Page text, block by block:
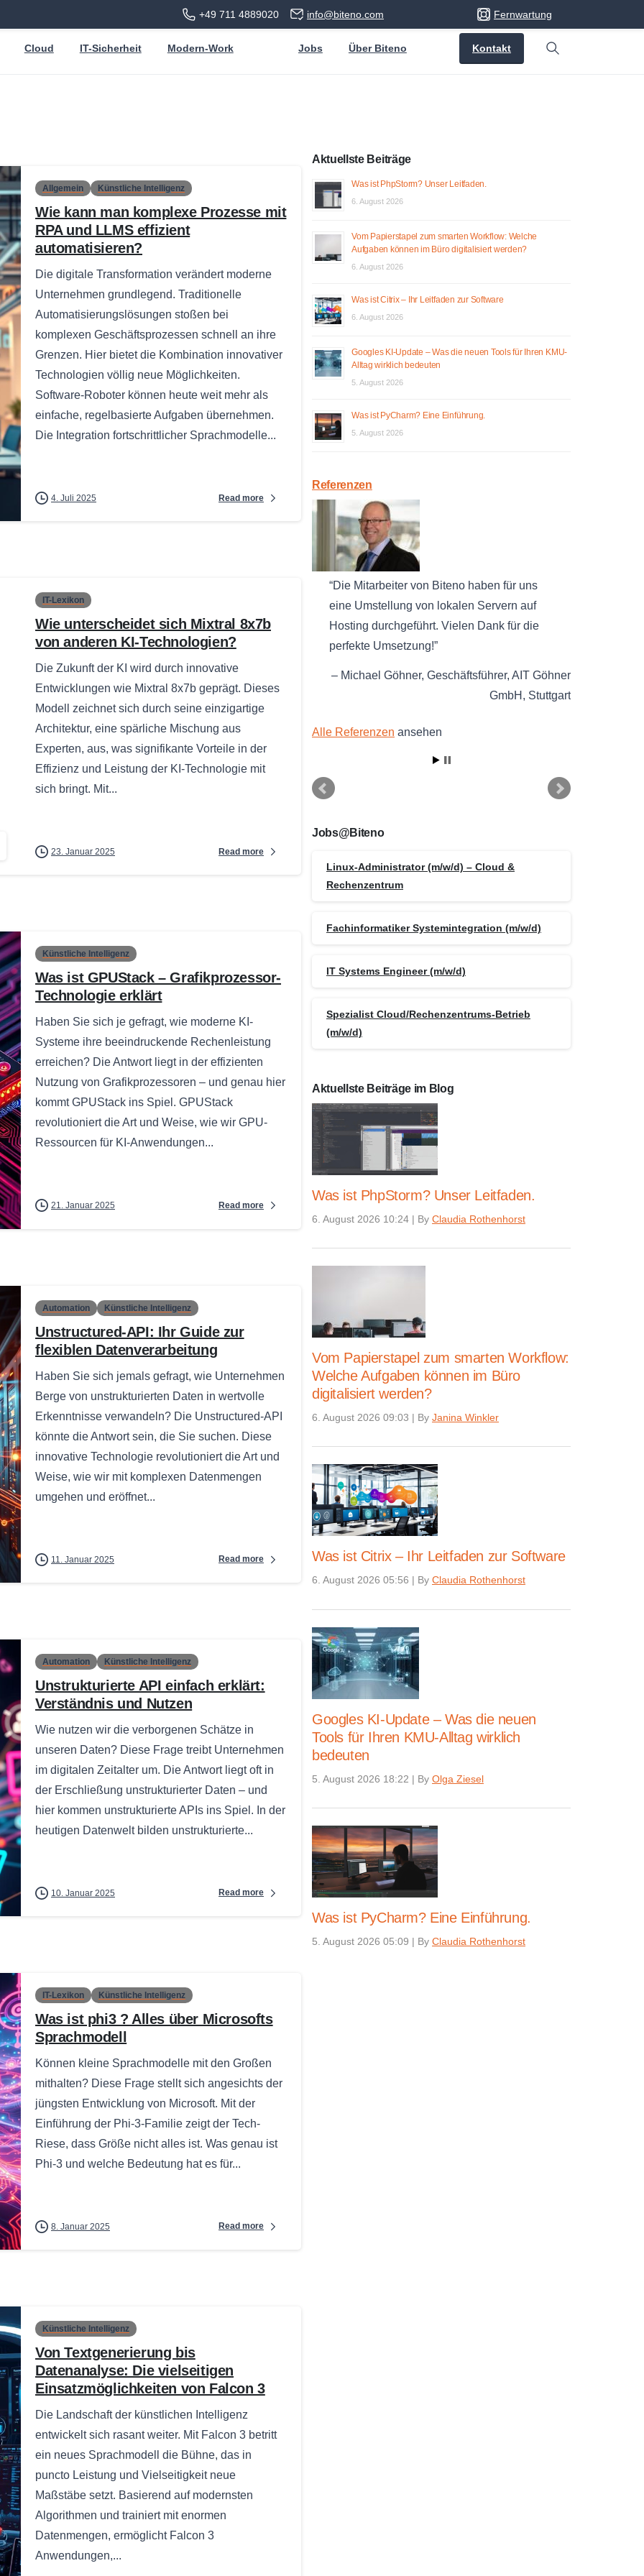
+49 711 4889020 info@biteno.com Fernwartung
Cloud IT-Sicherheit Modern-Work Jobs Über Biteno Kontakt
Search
Allgemein Künstliche Intelligenz
Wie kann man komplexe Prozesse mit
RPA und LLMS effizient
automatisieren?
Die digitale Transformation verändert moderne
Unternehmen grundlegend. Traditionelle
Automatisierungslösungen stoßen bei
komplexen Geschäftsprozessen schnell an ihre
Grenzen. Hier bietet die Kombination innovativer
Technologien völlig neue Möglichkeiten.
Software-Roboter können heute weit mehr als
einfache, regelbasierte Aufgaben übernehmen.
Die Integration fortschrittlicher Sprachmodelle...
4. Juli 2025 Read more
IT-Lexikon
Wie unterscheidet sich Mixtral 8x7b
von anderen KI-Technologien?
Die Zukunft der KI wird durch innovative
Entwicklungen wie Mixtral 8x7b geprägt. Dieses
Modell zeichnet sich durch seine einzigartige
Architektur, eine spärliche Mischung aus
Experten, aus, was signifikante Vorteile in der
Effizienz und Leistung der KI-Technologie mit
sich bringt. Mit...
23. Januar 2025 Read more
Künstliche Intelligenz
Was ist GPUStack – Grafikprozessor-
Technologie erklärt
Haben Sie sich je gefragt, wie moderne KI-
Systeme ihre beeindruckende Rechenleistung
erreichen? Die Antwort liegt in der effizienten
Nutzung von Grafikprozessoren – und genau hier
kommt GPUStack ins Spiel. GPUStack
revolutioniert die Art und Weise, wie wir GPU-
Ressourcen für KI-Anwendungen...
21. Januar 2025 Read more
Automation Künstliche Intelligenz
Unstructured-API: Ihr Guide zur
flexiblen Datenverarbeitung
Haben Sie sich jemals gefragt, wie Unternehmen
Berge von unstrukturierten Daten in wertvolle
Erkenntnisse verwandeln? Die Unstructured-API
könnte die Antwort sein, die Sie suchen. Diese
innovative Technologie revolutioniert die Art und
Weise, wie wir mit komplexen Datenmengen
umgehen und eröffnet...
11. Januar 2025 Read more
Automation Künstliche Intelligenz
Unstrukturierte API einfach erklärt:
Verständnis und Nutzen
Wie nutzen wir die verborgenen Schätze in
unseren Daten? Diese Frage treibt Unternehmen
im digitalen Zeitalter um. Die Antwort liegt oft in
der Erschließung unstrukturierter Daten – und
hier kommen unstrukturierte APIs ins Spiel. In der
heutigen Datenwelt bilden unstrukturierte...
10. Januar 2025 Read more
IT-Lexikon Künstliche Intelligenz
Was ist phi3 ? Alles über Microsofts
Sprachmodell
Können kleine Sprachmodelle mit den Großen
mithalten? Diese Frage stellt sich angesichts der
jüngsten Entwicklung von Microsoft. Mit der
Einführung der Phi-3-Familie zeigt der Tech-
Riese, dass Größe nicht alles ist. Was genau ist
Phi-3 und welche Bedeutung hat es für...
8. Januar 2025 Read more
Künstliche Intelligenz
Von Textgenerierung bis
Datenanalyse: Die vielseitigen
Einsatzmöglichkeiten von Falcon 3
Die Landschaft der künstlichen Intelligenz
entwickelt sich rasant weiter. Mit Falcon 3 betritt
ein neues Sprachmodell die Bühne, das in
puncto Leistung und Vielseitigkeit neue
Maßstäbe setzt. Basierend auf modernsten
Algorithmen und trainiert mit enormen
Datenmengen, ermöglicht Falcon 3
Anwendungen,...
Aktuellste Beiträge
Was ist PhpStorm? Unser Leitfaden.
6. August 2026
Vom Papierstapel zum smarten Workflow: Welche
Aufgaben können im Büro digitalisiert werden?
6. August 2026
Was ist Citrix – Ihr Leitfaden zur Software
6. August 2026
Googles KI-Update – Was die neuen Tools für Ihren KMU-
Alltag wirklich bedeuten
5. August 2026
Was ist PyCharm? Eine Einführung.
5. August 2026
Referenzen
Die Mitarbeiter von Biteno haben für uns
eine Umstellung von lokalen Servern auf
Hosting durchgeführt. Vielen Dank für die
perfekte Umsetzung!
Michael Göhner Geschäftsführer AIT Göhner
GmbH
Stuttgart
Alle Referenzen ansehen
Jobs@Biteno
Linux-Administrator (m/w/d) – Cloud &
Rechenzentrum
Fachinformatiker Systemintegration (m/w/d)
IT Systems Engineer (m/w/d)
Spezialist Cloud/Rechenzentrums-Betrieb
(m/w/d)
Aktuellste Beiträge im Blog
Was ist PhpStorm? Unser Leitfaden.
6. August 2026 10:24 | By Claudia Rothenhorst
Vom Papierstapel zum smarten Workflow:
Welche Aufgaben können im Büro
digitalisiert werden?
6. August 2026 09:03 | By Janina Winkler
Was ist Citrix – Ihr Leitfaden zur Software
6. August 2026 05:56 | By Claudia Rothenhorst
Googles KI-Update – Was die neuen
Tools für Ihren KMU-Alltag wirklich
bedeuten
5. August 2026 18:22 | By Olga Ziesel
Was ist PyCharm? Eine Einführung.
5. August 2026 05:09 | By Claudia Rothenhorst